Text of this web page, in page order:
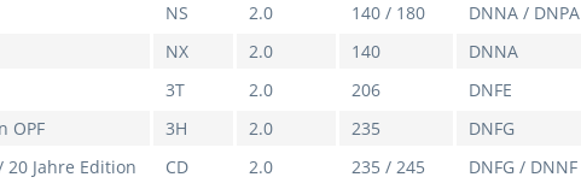
NS 2.0 140 / 180 DNNA / DNPA
NX 2.0 140 DNNA
3T 2.0 206 DNFE
OPF 3H 2.0 235 DNFG
20 Jahre Edition CD 2.0 235 / 245 DNFG / DNNF